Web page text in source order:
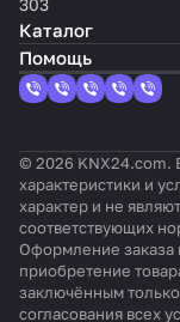
TP-1
порт
ом
KNX
ECOi
&
PACi)
303
Каталог
Помощь
© 2026 KNX24.com.
характеристики и
характер и не
соответствующих
Оформление заказа
приобретение
заключённым
согласования всех